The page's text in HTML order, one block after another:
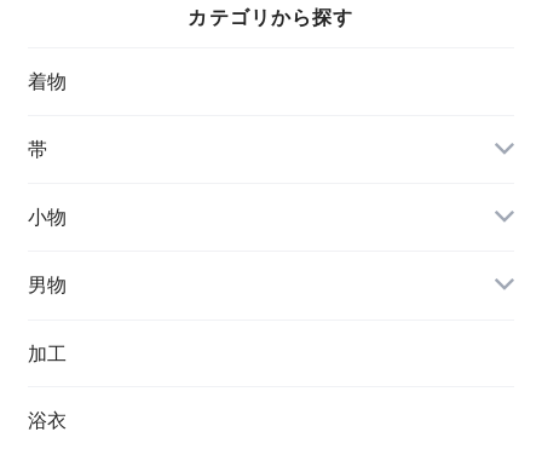
カテゴリから探す
着物
帯
小物
男物
加工
浴衣